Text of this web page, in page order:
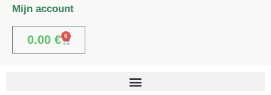
Mijn account
0.00 € 0